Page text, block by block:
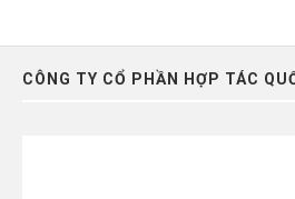
CÔNG TY CỔ PHẦN HỢP TÁC